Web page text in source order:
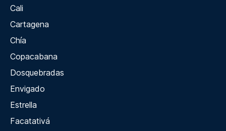
Cali
Cartagena
Chía
Copacabana
Dosquebradas
Envigado
Estrella
Facatativá